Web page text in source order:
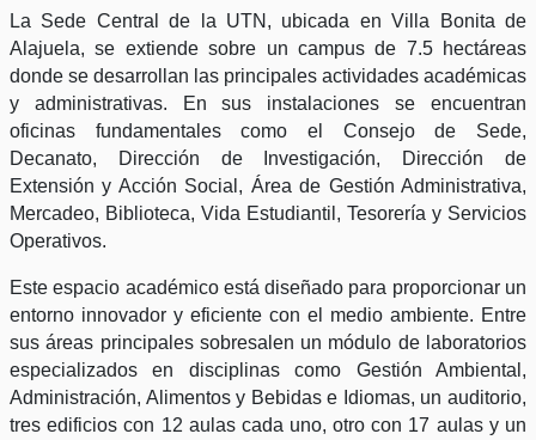
La Sede Central de la UTN, ubicada en Villa Bonita de
Alajuela, se extiende sobre un campus de 7.5 hectáreas
donde se desarrollan las principales actividades académicas
y administrativas. En sus instalaciones se encuentran
oficinas fundamentales como el Consejo de Sede,
Decanato, Dirección de Investigación, Dirección de
Extensión y Acción Social, Área de Gestión Administrativa,
Mercadeo, Biblioteca, Vida Estudiantil, Tesorería y Servicios
Operativos.
Este espacio académico está diseñado para proporcionar un
entorno innovador y eficiente con el medio ambiente. Entre
sus áreas principales sobresalen un módulo de laboratorios
especializados en disciplinas como Gestión Ambiental,
Administración, Alimentos y Bebidas e Idiomas, un auditorio,
tres edificios con 12 aulas cada uno, otro con 17 aulas y un